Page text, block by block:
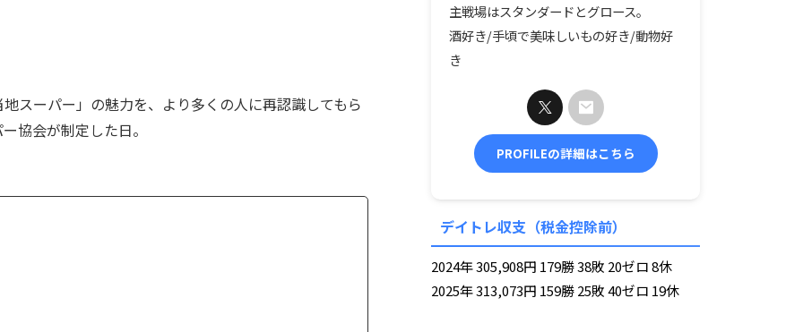
スーパー」の魅力を、より多くの人に再認識してもら
協会が制定した日。
主戦場はスタンダードとグロース。
酒好き/手頃で美味しいもの好き/動物好
き
PROFILEの詳細はこちら
デイトレ収支（税金控除前）
2024年 305,908円 179勝 38敗 20ゼロ 8休
2025年 313,073円 159勝 25敗 40ゼロ 19休